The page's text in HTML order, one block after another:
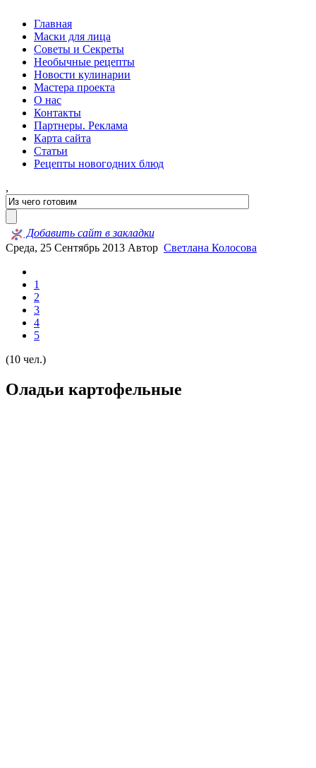
Главная
Маски для лица
Советы и Секреты
Необычные рецепты
Новости кулинарии
Мастера проекта
О нас
Контакты
Партнеры. Реклама
Карта сайта
Статьи
Рецепты новогодних блюд
,
Добавить сайт в закладки
Среда, 25 Сентябрь 2013 Автор Светлана Колосова
1
2
3
4
5
(10 чел.)
Оладьи картофельные